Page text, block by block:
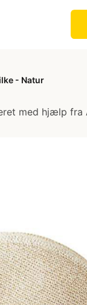
- Natur
med hjælp fra